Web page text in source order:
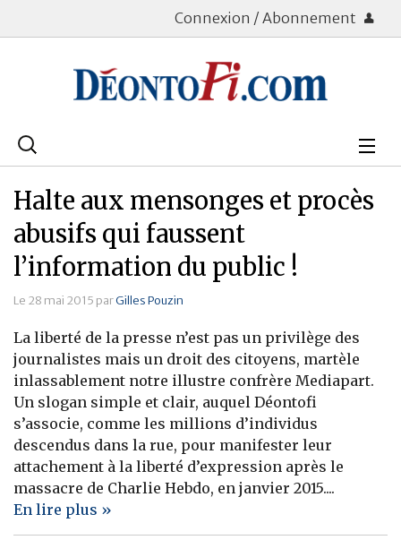
Connexion / Abonnement
Rechercher
Bourse
Placements
Assurance Vie
Patrimoine
Immobilier
Banque
Halte aux mensonges et procès
abusifs qui faussent
l’information du public !
Le 28 mai 2015 parGilles Pouzin
La liberté de la presse n’est pas un privilège des
journalistes mais un droit des citoyens, martèle
inlassablement notre illustre confrère Mediapart.
Un slogan simple et clair, auquel Déontofi
s’associe, comme les millions d’individus
descendus dans la rue, pour manifester leur
attachement à la liberté d’expression après le
massacre de Charlie Hebdo, en janvier 2015....
En lire plus »